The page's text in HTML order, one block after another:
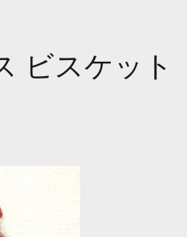
ビスケット